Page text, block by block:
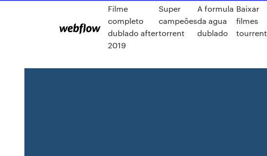
Filme
completo
dublado after
2019
Super
campeões
torrent
A formula
da agua
dublado
Baixar
filmes
tourrent